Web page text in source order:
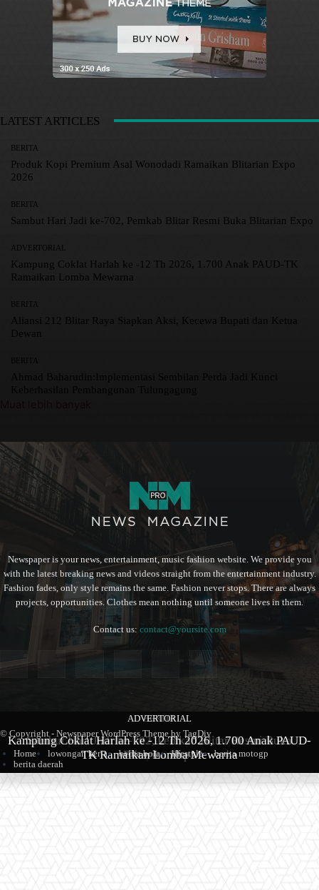
BERITA
Produk Kopi Premium Asal Wonodadi Ramaikan Blitarian
Expo 2026
BERITA
Sambut Hari Jadi ke-702, Pemkab Blitar Resmi Buka
Blitarian Expo
ADVERTORIAL
Kampung Coklat Harlah ke -12 Th 2026, 1.700 Anak PAUD-
TK Ramaikan Lomba Mewarna
LATEST ARTICLES
BERITA
Produk Kopi Premium Asal Wonodadi Ramaikan Blitarian Expo
2026
BERITA
Sambut Hari Jadi ke-702, Pemkab Blitar Resmi Buka Blitarian Expo
ADVERTORIAL
Kampung Coklat Harlah ke -12 Th 2026, 1.700 Anak PAUD-TK
Ramaikan Lomba Mewarna
BERITA
Aliansi 212 Blitar Raya Siapkan Aksi, Kecewa Bupati dan Ketua
Dewan
BERITA
Newspaper is your news, entertainment, music fashion website. We provide you
with the latest breaking news and videos straight from the entertainment industry.
Fashion fades, only style remains the same. Fashion never stops. There are always
projects, opportunities. Clothes mean nothing until someone lives in them.
Contact us: contact@yoursite.com
© Copyright - Newspaper WordPress Theme by TagDiv
Home
lowongan kerja berita bola lifestyle
berita motogp
berita daerah